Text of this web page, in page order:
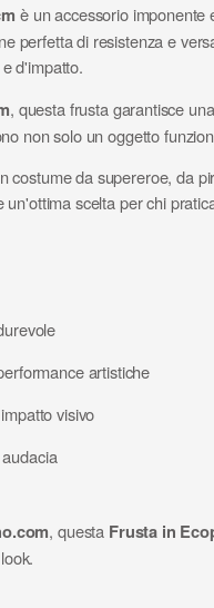
è un accessorio imponente
perfetta di resistenza e
d'impatto.
, questa frusta garantisce
non solo un oggetto
costume da supereroe, da
scelta per chi
artistiche
visivo
, questa Frusta in